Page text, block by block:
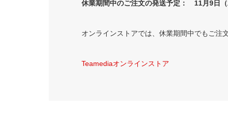
休業期間中のご注文の発送予定： 11月9日
オンラインストアでは、休業期間中でもご注
Teamediaオンラインストア